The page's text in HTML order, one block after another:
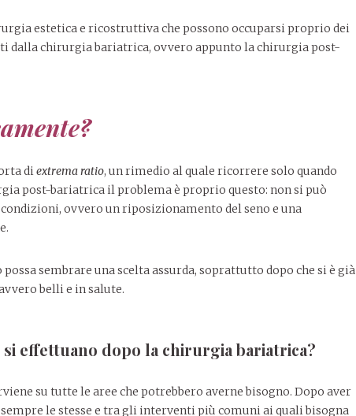
estetica e ricostruttiva che possono occuparsi proprio dei
dalla chirurgia bariatrica, ovvero appunto la chirurgia post-
diextrema ratio, un rimedio al quale ricorrere solo quando
post-bariatrica il problema è proprio questo: non si può
ovvero un riposizionamento del seno e una
sembrare una scelta assurda, soprattutto dopo che si è già
belli e in salute.
effettuano dopo la chirurgia bariatrica?
su tutte le aree che potrebbero averne bisogno. Dopo aver
le stesse e tra gli interventi più comuni ai quali bisogna